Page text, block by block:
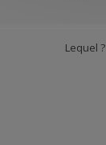
Lequel ?